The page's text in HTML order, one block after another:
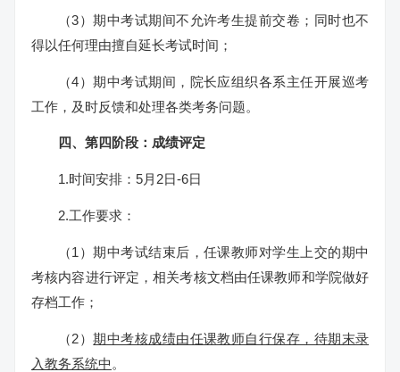
（3）期中考试期间不允许考生提前交卷；同时也不
得以任何理由擅自延长考试时间；
（4）期中考试期间，院长应组织各系主任开展巡考
工作，及时反馈和处理各类考务问题。
四、第四阶段： 成绩评定
1.时间安排：5月2日-6日
2.工作要求：
（1）期中考试结束后，任课教师对学生上交的期中
考核内容进行评定，相关考核文档由任课教师和学院做好
存档工作；
（2）期中考核成绩由任课教师自行保存，待期末录
入教务系统中 。